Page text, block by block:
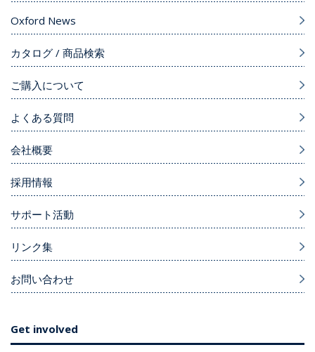
Oxford News
カタログ / 商品検索
ご購入について
よくある質問
会社概要
採用情報
サポート活動
リンク集
お問い合わせ
Get involved